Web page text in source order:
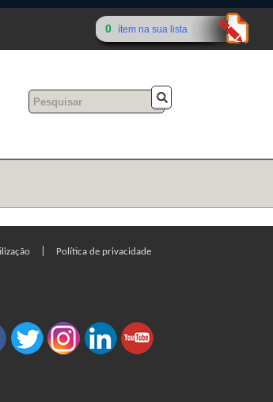
0 ítem na sua lista
Política de privacidade